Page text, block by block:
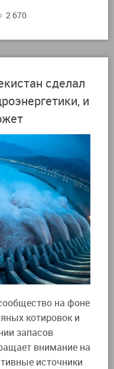
2 670
сделал
и
на фоне
котировок и
запасов
внимание на
источники